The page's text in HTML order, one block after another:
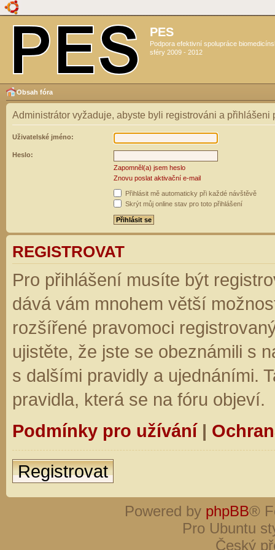
PES
Podpora efektivní spolupráce
sféry 2009 - 2012
Obsah fóra
Administrátor vyžaduje, abyste byli registrováni a přihlášeni
Uživatelské jméno:
Heslo:
Zapomněl(a) jsem heslo
Znovu poslat aktivační e-mail
Přihlásit mě automaticky při každé návštěvě
Skrýt můj online stav pro toto přihlášení
REGISTROVAT
Pro přihlášení musíte být
dává vám mnohem větší
rozšířené pravomoci
ujistěte, že jste se obeznámili s
s dalšími pravidly a ujednáními.
pravidla, která se na fóru objeví.
Podmínky pro užívání|
Registrovat
Powered by phpBB®
Pro Ubuntu
Český